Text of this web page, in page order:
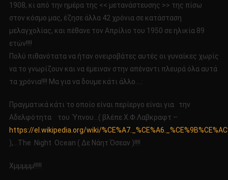
1908, κι από την ημέρα της << μετανάστευσης >> της πίσω
στον κόσμο μας, έζησε άλλα 42 χρόνια σε κατάσταση
μελαγχολίας, και πέθανε τον Απρίλιο του 1950 σε ηλικία 89
ετών!!!!
Πολύ πιθανότατα να ήταν ονειροβάτες αυτές οι γυναίκες χωρίς
να το γνωρίζουν και να έμειναν στην απέναντι πλευρά όλα αυτά
τα χρόνια!!!! Μα για να δουμε κάτι άλλο….:
Πραγματικά κάτι το οποίο είναι περίεργο είναι για την
Αδελφότητα του Ύπνου…( βλέπε Χ.Φ.Λαβκραφτ –
https://el.wikipedia.org/wiki/
),…The Night Ocean ( Δε Νάητ Όσεαν )!!!!
Χμμμμμ!!!!!